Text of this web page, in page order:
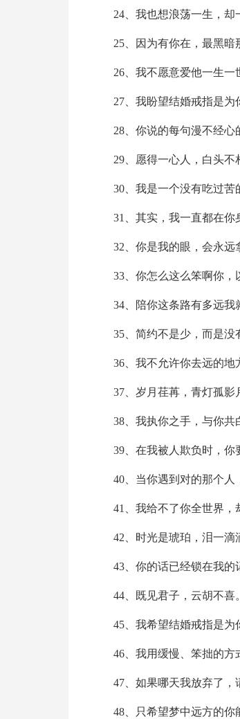
24、我也想浪荡一生，却
25、因为有你在，最黑暗
26、我不愿意爱他一生一
27、我盼望结婚戒指是为
28、你说的每句漫不经心
29、愿得一心人，白头不
30、我是一个没有吃过苦
31、其实，我一直都在你
32、你是我的眼，会永远
33、你怎么这么笨啊你，
34、陪你这条路有多远我
35、简约不是少，而是没
36、我不允许你去远的地
37、岁月荏苒，青灯孤影
38、我执你之手，与你共
39、在我被人欺负时，你
40、当你遇到对的那个人
41、我给不了你全世界，
42、时光是琥珀，泪一滴
43、你的话已经锁在我的
44、既见君子，云胡不喜
45、我希望结婚戒指是为
46、我用缓慢、笨拙的方
47、如果哪天我放弃了，
48、只希望梦中远方的你